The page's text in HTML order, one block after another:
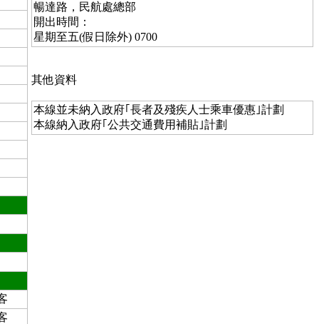
暢達路，民航處總部
開出時間：
星期至五(假日除外) 0700
其他資料
本線並未納入政府｢長者及殘疾人士乘車優惠｣計劃
本線納入政府｢公共交通費用補貼｣計劃